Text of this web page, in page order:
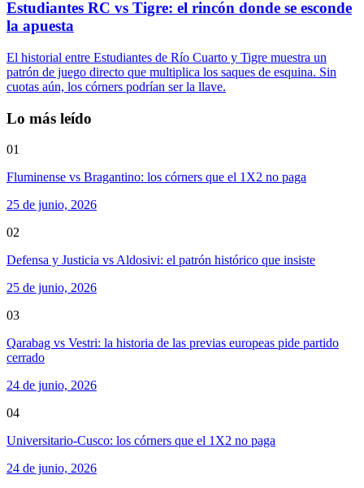
Estudiantes RC vs Tigre: el rincón donde se esconde
la apuesta
El historial entre Estudiantes de Río Cuarto y Tigre muestra un
patrón de juego directo que multiplica los saques de esquina. Sin
cuotas aún, los córners podrían ser la llave.
Lo más leído
01
Fluminense vs Bragantino: los córners que el 1X2 no paga
25 de junio, 2026
02
Defensa y Justicia vs Aldosivi: el patrón histórico que insiste
25 de junio, 2026
03
Qarabag vs Vestri: la historia de las previas europeas pide partido
cerrado
24 de junio, 2026
04
Universitario-Cusco: los córners que el 1X2 no paga
24 de junio, 2026